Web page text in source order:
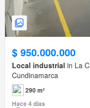
$ 950.000.000
Local industrial in La
Cundinamarca
290 m²
Hace 4 días